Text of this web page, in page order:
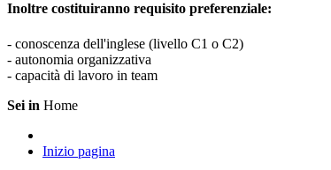
Inoltre costituiranno requisito preferenziale:
- conoscenza dell'inglese (livello C1 o C2)
- autonomia organizzativa
- capacità di lavoro in team
Sei in Home
Inizio pagina